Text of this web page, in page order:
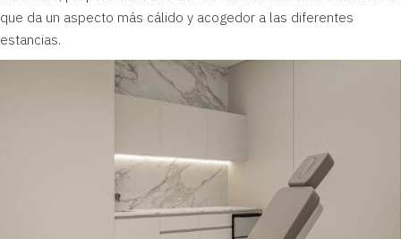
que da un aspecto más cálido y acogedor a las diferentes
estancias.